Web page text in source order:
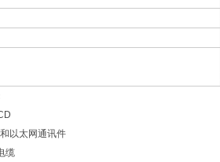
以太网通讯件
缆